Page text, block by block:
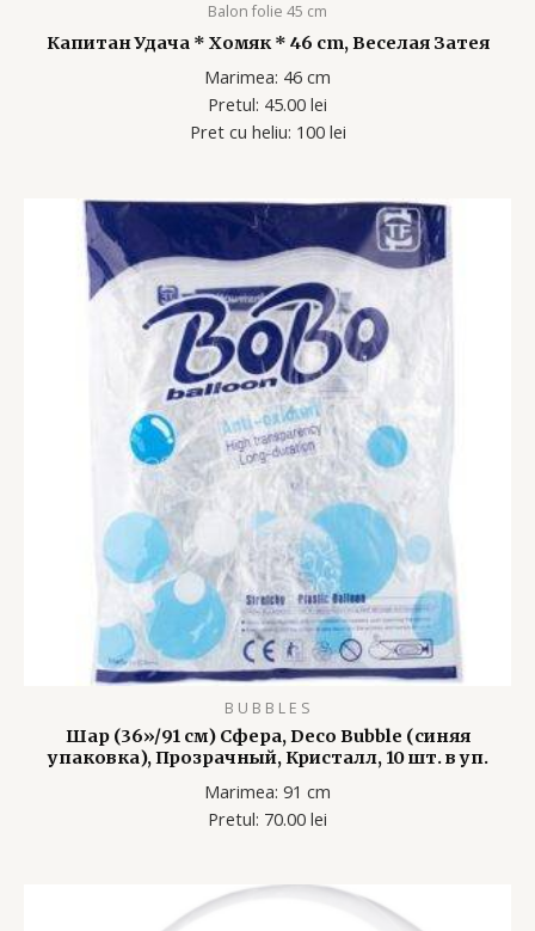
Balon folie 45 cm
Капитан Удача * Хомяк * 46 cm, Веселая Затея
Marimea: 46 cm
Pretul: 45.00 lei
Pret cu heliu: 100 lei
B U B B L E S
Шар (36»/91 см) Сфера, Deco Bubble (синяя
упаковка), Прозрачный, Кристалл, 10 шт. в уп.
Marimea: 91 cm
Pretul: 70.00 lei